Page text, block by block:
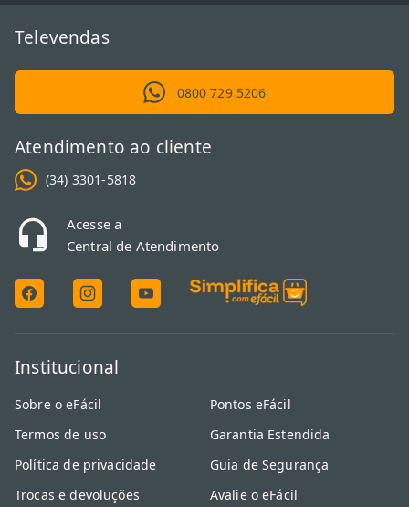
Televendas
0800 729 5206
Atendimento ao cliente
(34) 3301-5818
Acesse a
Central de Atendimento
Institucional
Sobre o eFácil
Termos de uso
Política de privacidade
Trocas e devoluções
Pontos eFácil
Garantia Estendida
Guia de Segurança
Avalie o eFácil